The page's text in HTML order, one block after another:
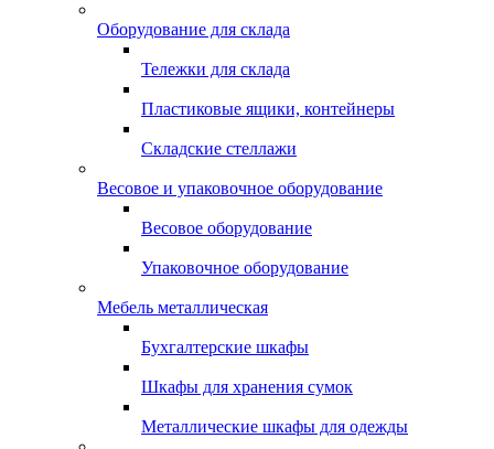
Оборудование для склада
Тележки для склада
Пластиковые ящики, контейнеры
Складские стеллажи
Весовое и упаковочное оборудование
Весовое оборудование
Упаковочное оборудование
Мебель металлическая
Бухгалтерские шкафы
Шкафы для хранения сумок
Металлические шкафы для одежды